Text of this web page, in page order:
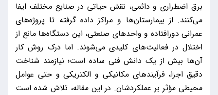
برق اضطراری و دائمی، نقش حیاتی در صنایع مختلف ایفا
می‌کنند. از بیمارستان‌ها و مراکز داده گرفته تا پروژه‌های
عمرانی دورافتاده و واحدهای صنعتی، این دستگاه‌ها مانع از
اختلال در فعالیت‌های کلیدی می‌شوند. اما درک روش کار
آن‌ها بیش از یک دانش فنی ساده است؛ نیازمند شناخت
دقیق اجزا، فرآیندهای مکانیکی و الکتریکی و حتی عوامل
محیطی مؤثر بر عملکردشان. در این مقاله، تلاش شده است